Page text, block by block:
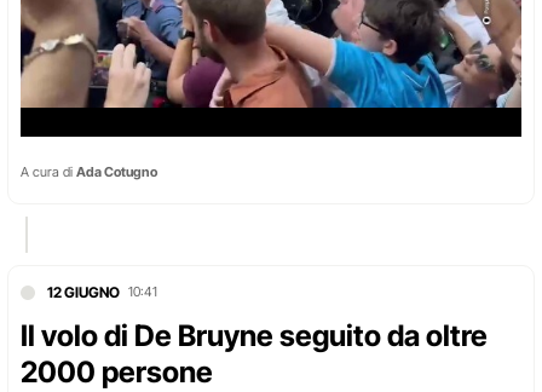
A cura di Ada Cotugno
12 GIUGNO 10:41
Il volo di De Bruyne seguito da oltre
2000 persone